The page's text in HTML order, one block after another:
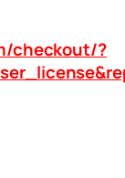
checkout/?